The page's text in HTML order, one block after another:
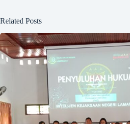
Related Posts